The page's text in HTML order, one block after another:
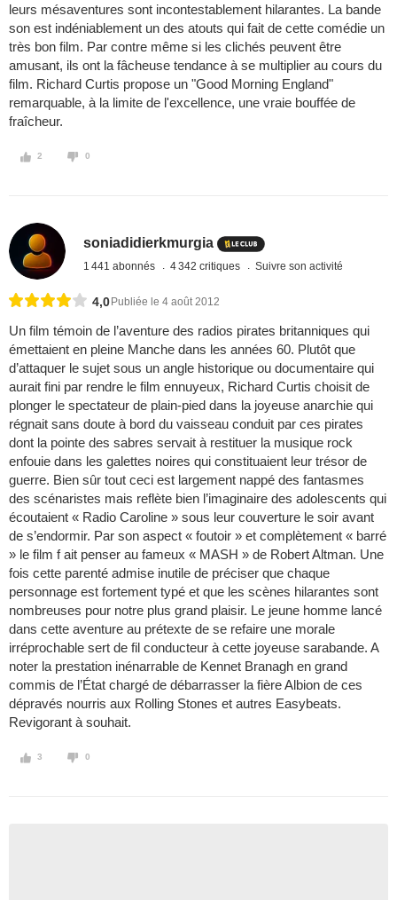
leurs mésaventures sont incontestablement hilarantes. La bande
son est indéniablement un des atouts qui fait de cette comédie un
très bon film. Par contre même si les clichés peuvent être
amusant, ils ont la fâcheuse tendance à se multiplier au cours du
film. Richard Curtis propose un "Good Morning England"
remarquable, à la limite de l'excellence, une vraie bouffée de
fraîcheur.
2 0
soniadidierkmurgia
1 441 abonnés 4 342 critiques Suivre son activité
4,0 Publiée le 4 août 2012
Un film témoin de l’aventure des radios pirates britanniques qui
émettaient en pleine Manche dans les années 60. Plutôt que
d’attaquer le sujet sous un angle historique ou documentaire qui
aurait fini par rendre le film ennuyeux, Richard Curtis choisit de
plonger le spectateur de plain-pied dans la joyeuse anarchie qui
régnait sans doute à bord du vaisseau conduit par ces pirates
dont la pointe des sabres servait à restituer la musique rock
enfouie dans les galettes noires qui constituaient leur trésor de
guerre. Bien sûr tout ceci est largement nappé des fantasmes
des scénaristes mais reflète bien l’imaginaire des adolescents qui
écoutaient « Radio Caroline » sous leur couverture le soir avant
de s’endormir. Par son aspect « foutoir » et complètement « barré
» le film f ait penser au fameux « MASH » de Robert Altman. Une
fois cette parenté admise inutile de préciser que chaque
personnage est fortement typé et que les scènes hilarantes sont
nombreuses pour notre plus grand plaisir. Le jeune homme lancé
dans cette aventure au prétexte de se refaire une morale
irréprochable sert de fil conducteur à cette joyeuse sarabande. A
noter la prestation inénarrable de Kennet Branagh en grand
commis de l’État chargé de débarrasser la fière Albion de ces
dépravés nourris aux Rolling Stones et autres Easybeats.
Revigorant à souhait.
3 0